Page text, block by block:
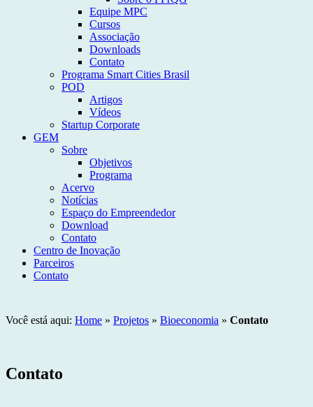
Equipe MPC
Cursos
Associação
Downloads
Contato
Programa Smart Cities Brasil
POD
Artigos
Vídeos
Startup Corporate
GEM
Sobre
Objetivos
Programa
Acervo
Notícias
Espaço do Empreendedor
Download
Contato
Centro de Inovação
Parceiros
Contato
Você está aqui: Home » Projetos » Bioeconomia » Contato
Contato